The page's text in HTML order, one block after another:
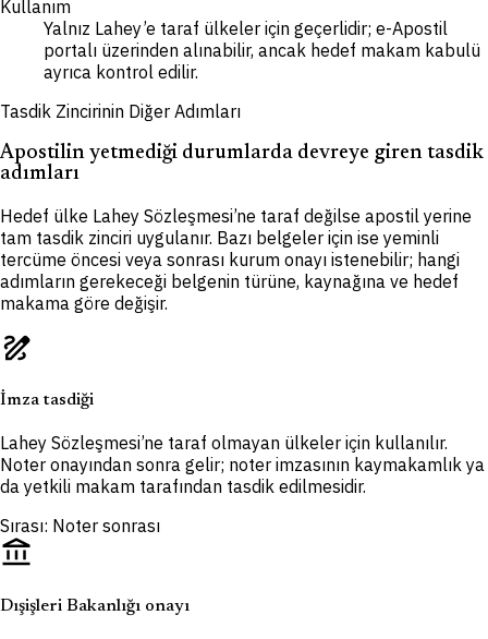
Kullanım
Yalnız Lahey’e taraf ülkeler için geçerlidir; e-Apostil
portalı üzerinden alınabilir, ancak hedef makam kabulü
ayrıca kontrol edilir.
Tasdik Zincirinin Diğer Adımları
Apostilin yetmediği durumlarda devreye giren tasdik
adımları
Hedef ülke Lahey Sözleşmesi’ne taraf değilse apostil yerine
tam tasdik zinciri uygulanır. Bazı belgeler için ise yeminli
tercüme öncesi veya sonrası kurum onayı istenebilir; hangi
adımların gerekeceği belgenin türüne, kaynağına ve hedef
makama göre değişir.
draw
İmza tasdiği
Lahey Sözleşmesi’ne taraf olmayan ülkeler için kullanılır.
Noter onayından sonra gelir; noter imzasının kaymakamlık ya
da yetkili makam tarafından tasdik edilmesidir.
Sırası: Noter sonrası
account_balance
Dışişleri Bakanlığı onayı